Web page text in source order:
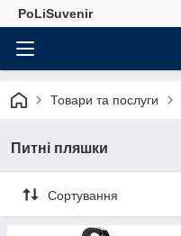
PoLiSuvenir
Товари та послуги
Питні пляшки
Сортування